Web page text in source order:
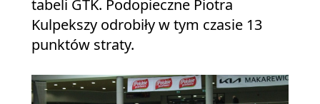
tabeli GTK. Podopieczne Piotra
Kulpekszy odrobiły w tym czasie 13
punktów straty.